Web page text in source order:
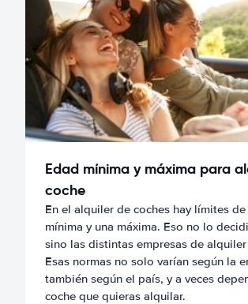
Edad mínima y máxima para
coche
En el alquiler de coches hay límites
mínima y una máxima. Eso no lo
sino las distintas empresas de
Esas normas no solo varían según la
también según el país, y a veces
coche que quieras alquilar.